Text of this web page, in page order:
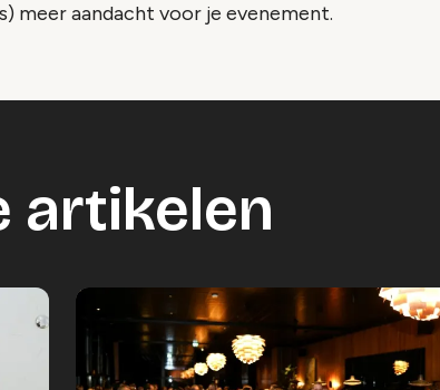
meer aandacht voor je evenement.
artikelen